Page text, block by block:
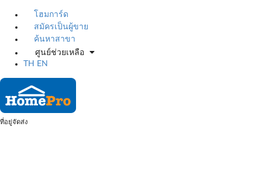
โฮมการ์ด
สมัครเป็นผู้ขาย
ค้นหาสาขา
ศูนย์ช่วยเหลือ
TH
EN
ที่อยู่จัดส่ง